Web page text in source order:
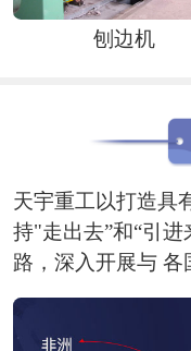
刨边机
天宇重工以打造具
持"走出去”和“引
路，深入开展与 各